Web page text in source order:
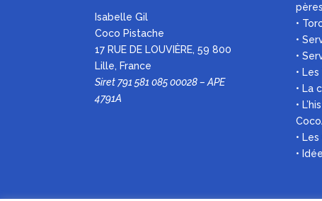
Isabelle Gil
Coco Pistache
17 RUE DE LOUVIÈRE, 59 800
Lille, France
Siret 791 581 085 00028 – APE
4791A
pères
•
•
•
•
• La
•
•
•